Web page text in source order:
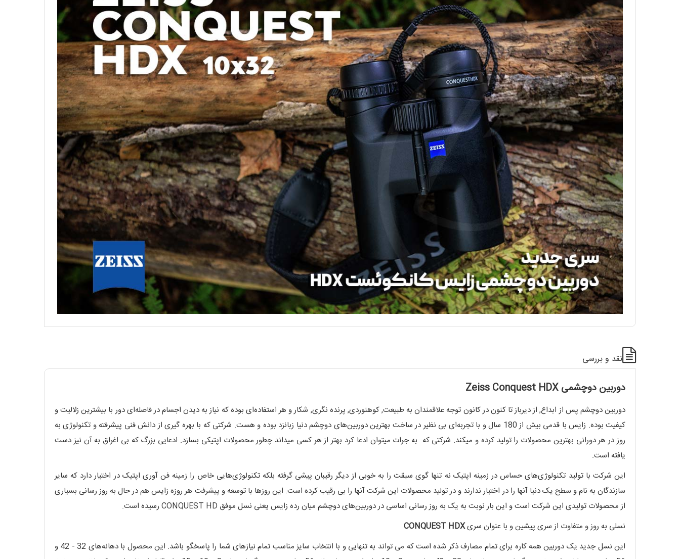
نقد و بررسی
دوربین دوچشمی Zeiss Conquest HDX
دوربین دوچشم پس از ابداع, از دیرباز تا کنون در کانون توجه علاقمندان به طبیعت, کوهنوردی, پرنده نگری, شکار و هر استفاده‌ای بوده که نیاز به دیدن اجسام در فاصله‌ای دور با بیشترین زلالیت و
کیفیت بوده. زایس با قدمی بیش از 180 سال و با تجربه‌ای بی نظیر در ساخت بهترین دوربین‌های دوچشم دنیا زبانزد بوده و هست. شرکتی که با بهره گیری از دانش فنی پیشرفته و تکنولوژی به
روز در هر دورانی بهترین محصولات را تولید کرده و میکند. شرکتی که به جرات میتوان ادعا کرد بهتر از هر کسی میداند چطور محصولات اپتیکی بسازد. ادعایی بزرگ که بی اغراق به آن نیز دست
یافته است.
این شرکت با تولید تکنولوژی‌های حساس در زمینه اپتیک نه تنها گوی سبقت را به خوبی از دیگر رقیبان پیشی گرفته بلکه تکنولوژی‌هایی خاص را زمینه فن آوری اپتیک در اختیار دارد که سایر
سازندگان به نام و سطح یک دنیا آنها را در اختیار ندارند و در تولید محصولات این شرکت آنها را بی رقیب کرده است. این روزها با توسعه و پیشرفت هر روزه زایس هم در حال به روز رسانی بسیاری
از محصولات تولیدی این شرکت است و این بار نوبت به یک به روز رسانی اساسی در دوربین‌های دوچشم میان رده زایس یعنی نسل موفق CONQUEST HD رسیده است.
نسلی به روز و متفاوت از سری پیشین و با عنوان سری
CONQUEST HDX
این نسل جدید یک دوربین همه کاره برای تمام مصارف ذکر شده است که می تواند به تنهایی و با انتخاب سایز مناسب تمام نیازهای شما را پاسخگو باشد. این محصول با دهانه‌های 32 - 42 و